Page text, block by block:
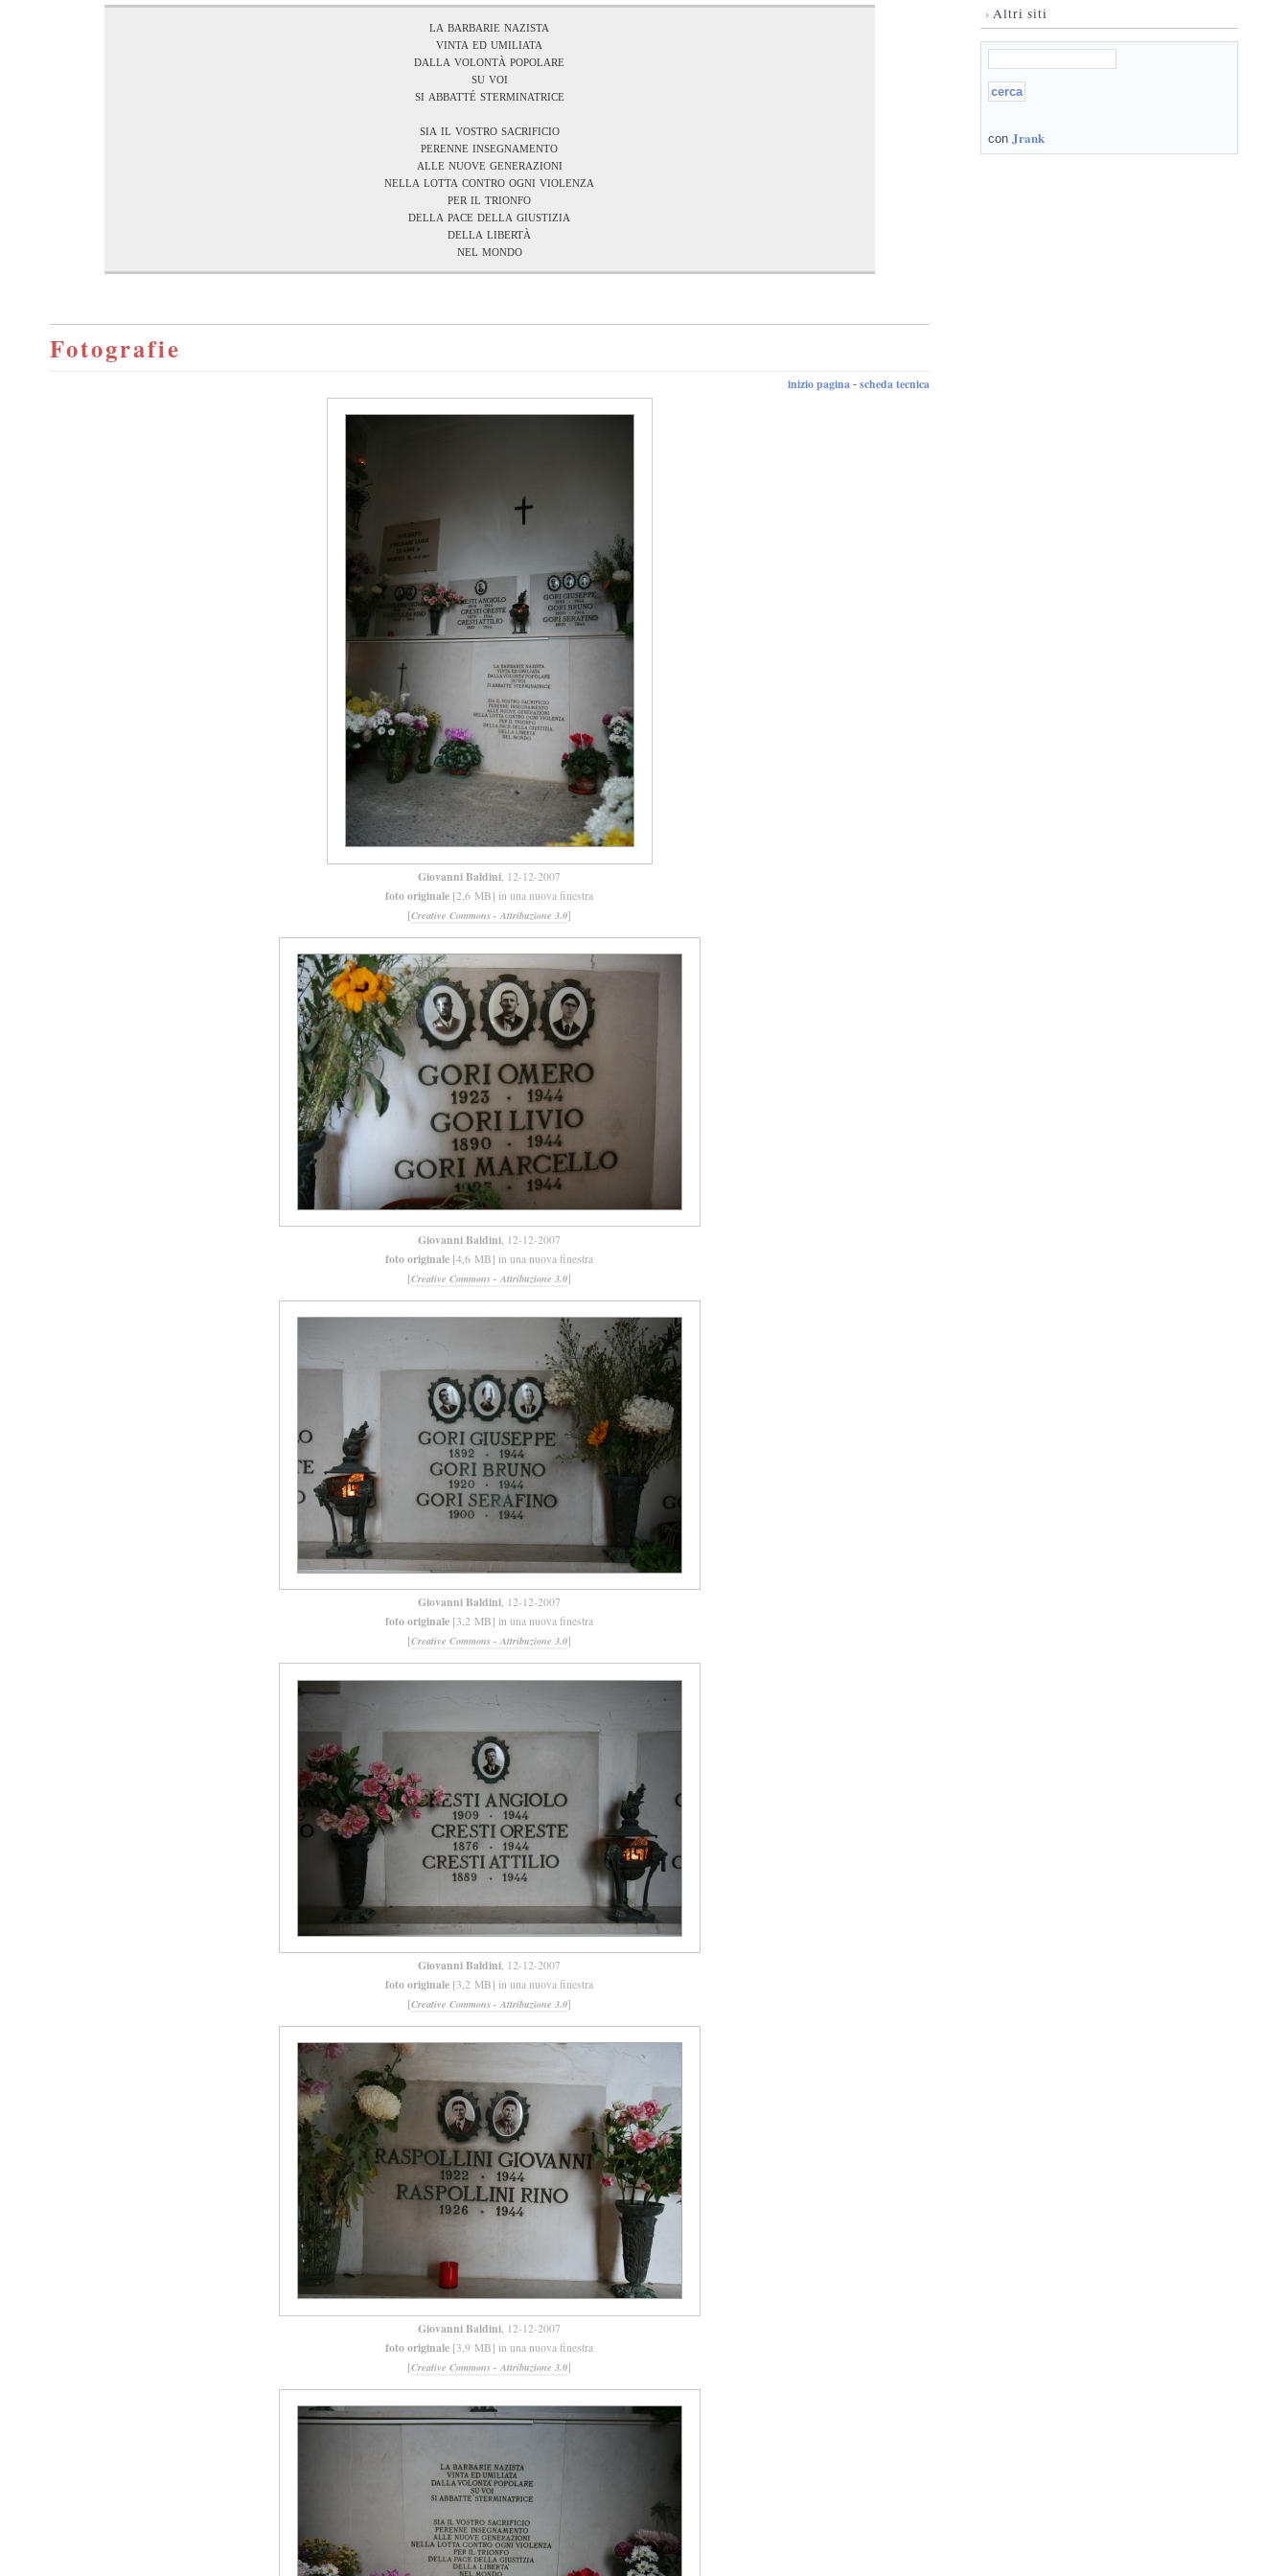
la barbarie nazista
vinta ed umiliata
dalla volontà popolare
su voi
si abbatté sterminatrice
sia il vostro sacrificio
perenne insegnamento
alle nuove generazioni
nella lotta contro ogni violenza
per il trionfo
della pace della giustizia
della libertà
nel mondo
Fotografie
inizio pagina - scheda tecnica
Giovanni Baldini , 12-12-2007
foto originale [2,6 MB] in una nuova finestra
[Creative Commons - Attribuzione 3.0]
Giovanni Baldini , 12-12-2007
foto originale [4,6 MB] in una nuova finestra
[Creative Commons - Attribuzione 3.0]
Giovanni Baldini, 12-12-2007
foto originale [3,2 MB] in una nuova finestra
[Creative Commons - Attribuzione 3.0]
Giovanni Baldini, 12-12-2007
foto originale [3,2 MB] in una nuova finestra
[Creative Commons - Attribuzione 3.0]
Giovanni Baldini , 12-12-2007
foto originale [3,9 MB] in una nuova finestra
[Creative Commons - Attribuzione 3.0]
› Altri siti
con Jrank